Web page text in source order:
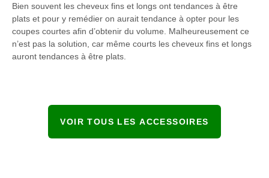
Bien souvent les cheveux fins et longs ont tendances à être
plats et pour y remédier on aurait tendance à opter pour les
coupes courtes afin d’obtenir du volume. Malheureusement ce
n’est pas la solution, car même courts les cheveux fins et longs
auront tendances à être plats.
VOIR TOUS LES ACCESSOIRES